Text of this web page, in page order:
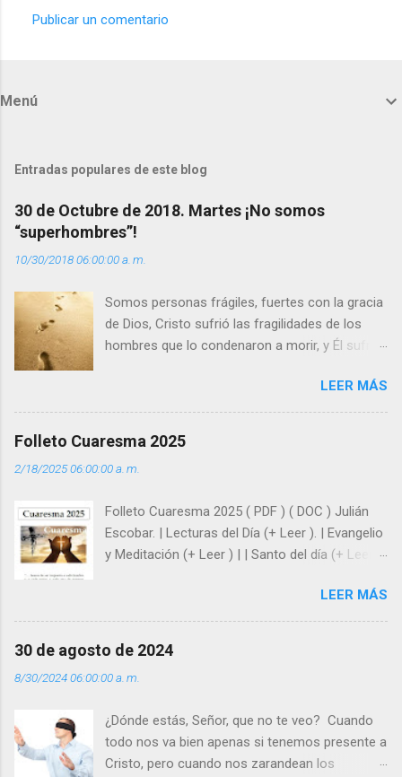
t
r
i
o
s
Publicar un comentario
Menú
Entradas populares de este blog
30 de Octubre de 2018. Martes ¡No somos
“superhombres”!
10/30/2018 06:00:00 a. m.
Somos personas frágiles, fuertes con la gracia
de Dios, Cristo sufrió las fragilidades de los
hombres que lo condenaron a morir, y Él sufrió
enseña Jesucristo? Que, si seguimos sus
huellas, sin ser superhombres, podemos
siempre está pendiente de nosotros. Amar es
y protegidos por nosotros. “ Señor, soy un
árbol sin frutos, pero tú me das la savia para
que al menos mis ramas y hojas den sombra
super hombre? - ¿Superas tu fragilidad con la
gracia de Dios? Julián Escobar. | Lecturas del
Día (+ Leer ). | Evangelio y Meditación (+ Leer ) |
LEER MÁS
Folleto Cuaresma 2025
2/18/2025 06:00:00 a. m.
Folleto Cuaresma 2025 ( PDF ) ( DOC ) Julián
Escobar. | Lecturas del Día (+ Leer ). | Evangelio
y Meditación (+ Leer ) | | Santo del día (+ Leer )
LEER MÁS
30 de agosto de 2024
8/30/2024 06:00:00 a. m.
¿Dónde estás, Señor, que no te veo? Cuando
todo nos va bien apenas si tenemos presente a
Cristo, pero cuando nos zarandean los